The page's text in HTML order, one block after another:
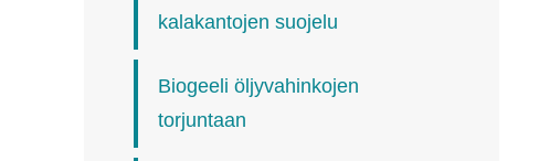
kalakantojen suojelu
Biogeeli öljyvahinkojen
torjuntaan